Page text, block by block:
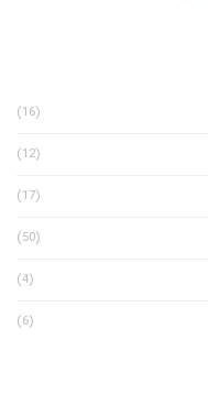
(16)
(12)
(17)
(50)
(4)
(6)